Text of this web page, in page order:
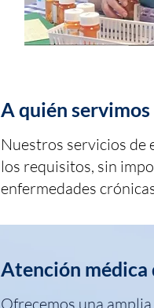
A quién servimos
Nuestros servicios de
los requisitos, sin
enfermedades
Atención
Ofrecemos una